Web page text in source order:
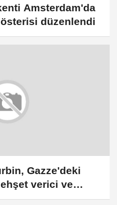
Amsterdam'da
düzenlendi
Gazze'deki
verici ve
belirtti